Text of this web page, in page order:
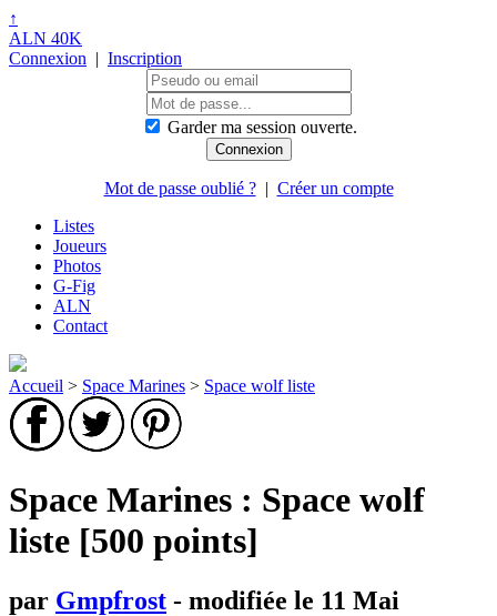
↑
ALN 40K
Connexion | Inscription
Garder ma session ouverte.
Mot de passe oublié ?| Créer un compte
Listes
Joueurs
Photos
G-Fig
ALN
Contact
Accueil > Space Marines > Space wolf liste
Space Marines : Space wolf
liste [500 points]
par Gmpfrost - modifiée le 11 Mai